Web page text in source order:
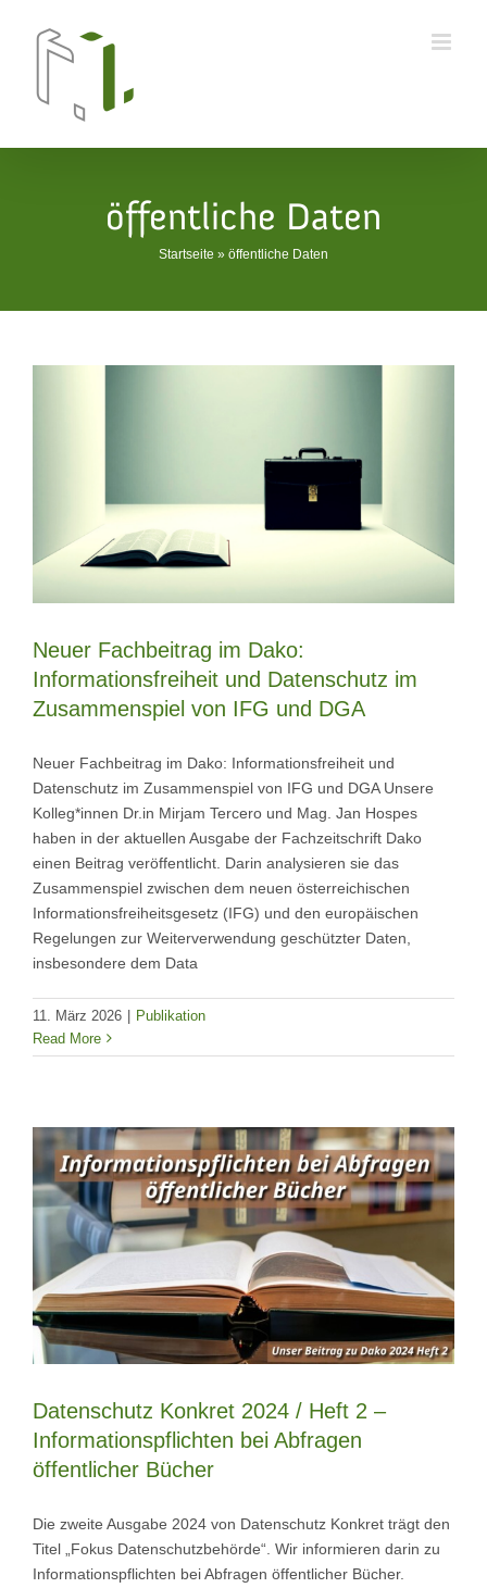
öffentliche Daten
Startseite » öffentliche Daten
Neuer Fachbeitrag im Dako:
Informationsfreiheit und Datenschutz im
Zusammenspiel von IFG und DGA
Neuer Fachbeitrag im Dako: Informationsfreiheit und
Datenschutz im Zusammenspiel von IFG und DGA Unsere
Kolleg*innen Dr.in Mirjam Tercero und Mag. Jan Hospes
haben in der aktuellen Ausgabe der Fachzeitschrift Dako
einen Beitrag veröffentlicht. Darin analysieren sie das
Zusammenspiel zwischen dem neuen österreichischen
Informationsfreiheitsgesetz (IFG) und den europäischen
Regelungen zur Weiterverwendung geschützter Daten,
insbesondere dem Data
11. März 2026 | Publikation
Read More
Datenschutz Konkret 2024 / Heft 2 –
Informationspflichten bei Abfragen
öffentlicher Bücher
Die zweite Ausgabe 2024 von Datenschutz Konkret trägt den
Titel „Fokus Datenschutzbehörde“. Wir informieren darin zu
Informationspflichten bei Abfragen öffentlicher Bücher.